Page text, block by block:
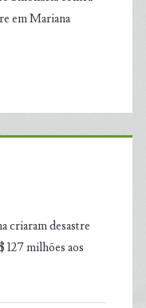
em Mariana
criaram desastre
127 milhões aos